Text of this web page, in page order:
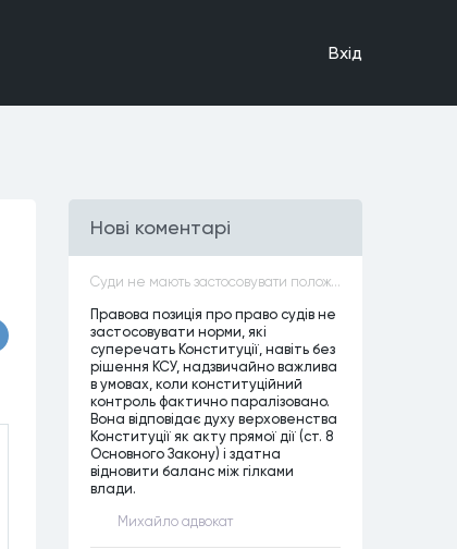
Вхiд
Нові коментарі
Суди не мають застосовувати положення законів, які не відповідають Конституції, незалежно від того, чи визнавалися вони Конституційним Судом України неконституційними, тобто закони, що суперечать Конституції України не можуть застосовуватися навіть у випадках, коли вони є чинними
Правова позиція про право судів не
застосовувати норми, які
суперечать Конституції, навіть без
рішення КСУ, надзвичайно важлива
в умовах, коли конституційний
контроль фактично паралізовано.
Вона відповідає духу верховенства
Конституції як акту прямої дії (ст. 8
Основного Закону) і здатна
відновити баланс між гілками
влади.
Михайло адвокат